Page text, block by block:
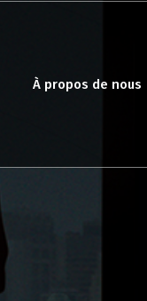
À propos de nous